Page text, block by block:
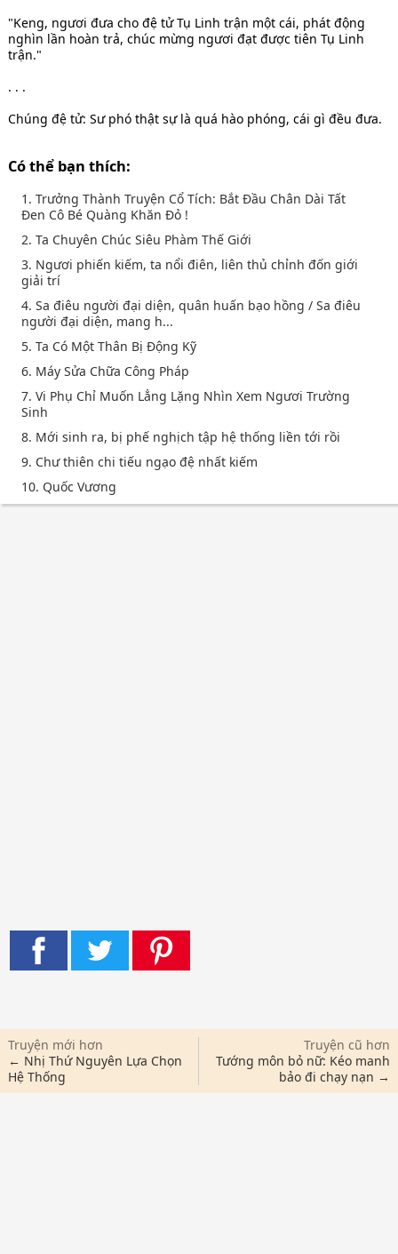
"Keng, ngươi đưa cho đệ tử Tụ Linh trận một cái, phát động
nghìn lần hoàn trả, chúc mừng ngươi đạt được tiên Tụ Linh
trận."
. . .
Chúng đệ tử: Sư phó thật sự là quá hào phóng, cái gì đều đưa.
Có thể bạn thích:
1. Trưởng Thành Truyện Cổ Tích: Bắt Đầu Chân Dài Tất
Đen Cô Bé Quàng Khăn Đỏ !
2. Ta Chuyên Chúc Siêu Phàm Thế Giới
3. Ngươi phiến kiếm, ta nổi điên, liên thủ chỉnh đốn giới
giải trí
4. Sa điêu người đại diện, quân huấn bạo hồng / Sa điêu
người đại diện, mang h...
5. Ta Có Một Thân Bị Động Kỹ
6. Máy Sửa Chữa Công Pháp
7. Vi Phụ Chỉ Muốn Lẳng Lặng Nhìn Xem Ngươi Trường
Sinh
8. Mới sinh ra, bị phế nghịch tập hệ thống liền tới rồi
9. Chư thiên chi tiếu ngạo đệ nhất kiếm
10. Quốc Vương
Truyện mới hơn
← Nhị Thứ Nguyên Lựa Chọn
Hệ Thống
Truyện cũ hơn
Tướng môn bỏ nữ: Kéo manh
bảo đi chạy nạn →